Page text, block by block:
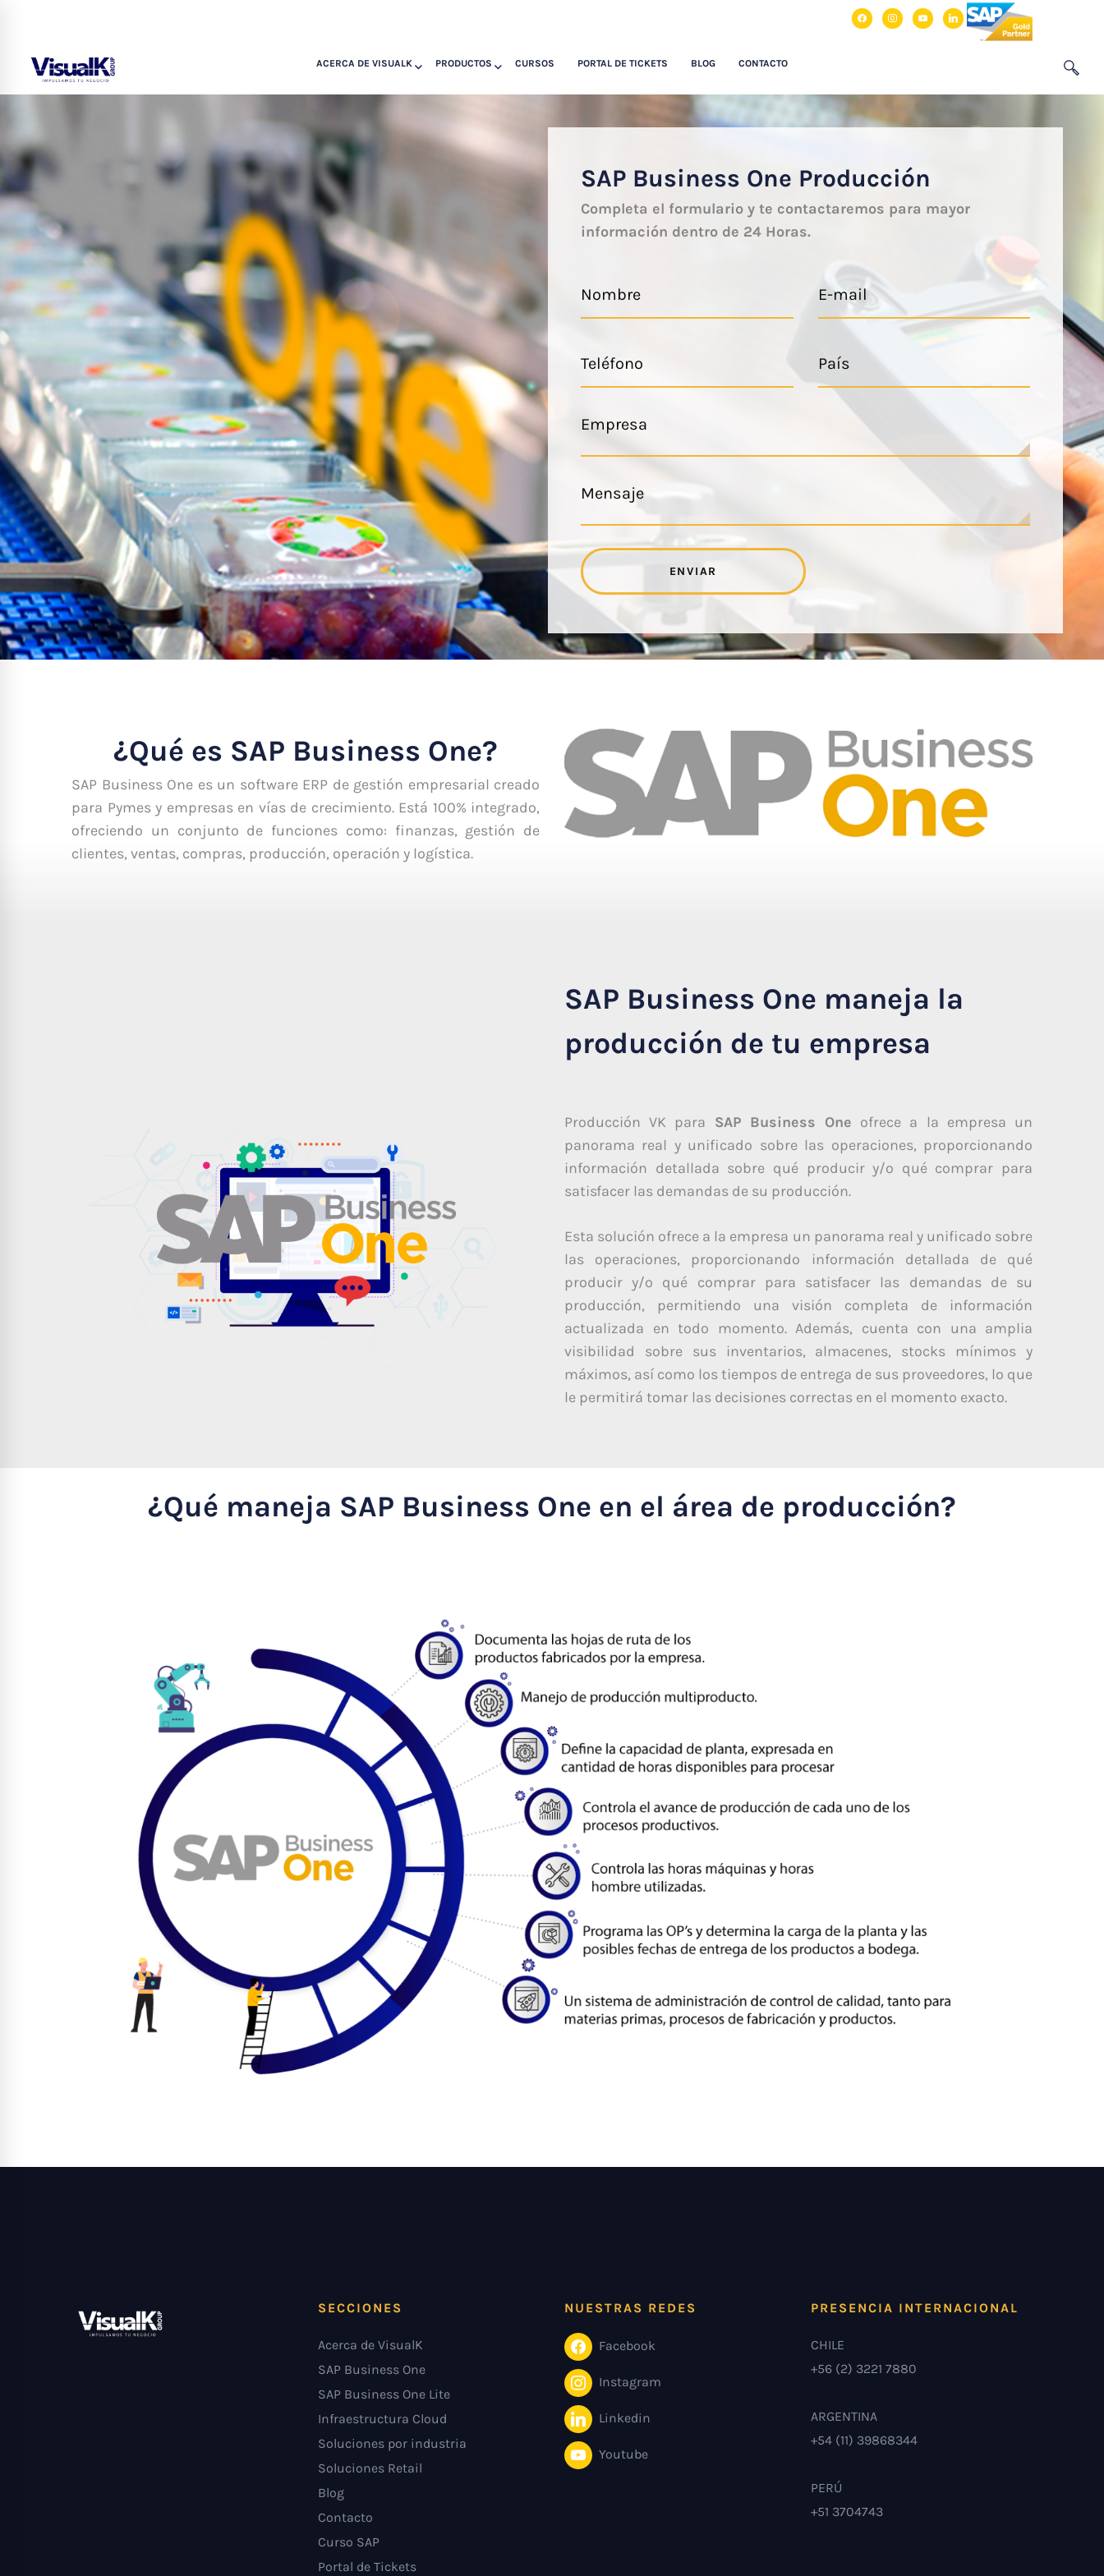
ACERCA DE VISUALK PRODUCTOS CURSOS PORTAL DE TICKETS BLOG CONTACTO
SAP Business One Producción
Completa el formulario y te contactaremos para mayor
información dentro de 24 Horas.
ENVIAR
¿Qué es SAP Business One?
SAP Business One es un software ERP de gestión empresarial creado
para Pymes y empresas en vías de crecimiento. Está 100% integrado,
ofreciendo un conjunto de funciones como: finanzas, gestión de
clientes, ventas, compras, producción, operación y logística.
SAP Business One maneja la
producción de tu empresa
Producción VK para SAP Business One ofrece a la empresa un
panorama real y unificado sobre las operaciones, proporcionando
información detallada sobre qué producir y/o qué comprar para
satisfacer las demandas de su producción.
Esta solución ofrece a la empresa un panorama real y unificado sobre
las operaciones, proporcionando información detallada de qué
producir y/o qué comprar para satisfacer las demandas de su
producción, permitiendo una visión completa de información
actualizada en todo momento. Además, cuenta con una amplia
visibilidad sobre sus inventarios, almacenes, stocks mínimos y
máximos, así como los tiempos de entrega de sus proveedores, lo que
le permitirá tomar las decisiones correctas en el momento exacto.
¿Qué maneja SAP Business One en el área de producción?
SECCIONES
Acerca de VisualK
SAP Business One
SAP Business One Lite
Infraestructura Cloud
Soluciones por industria
Soluciones Retail
Blog
Contacto
Curso SAP
Portal de Tickets
NUESTRAS REDES
Facebook
Instagram
Linkedin
Youtube
PRESENCIA INTERNACIONAL
CHILE
+56 (2) 3221 7880
ARGENTINA
+54 (11) 39868344
PERÚ
+51 3704743